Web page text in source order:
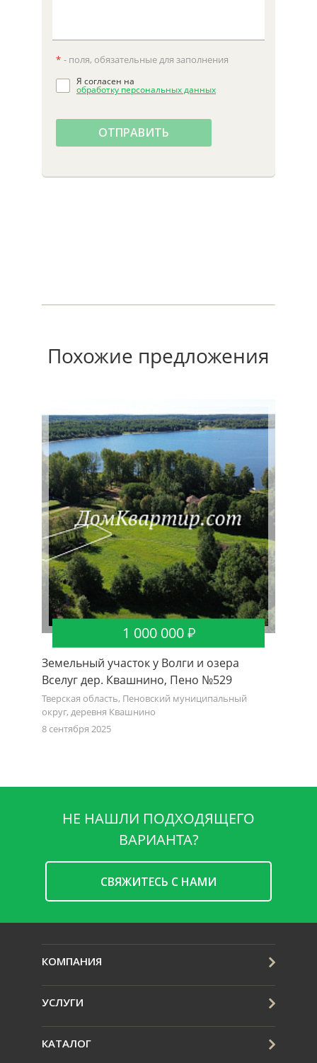
* - поля, обязательные для заполнения
Я согласен на
обработку персональных данных
ОТПРАВИТЬ
Похожие предложения
1 000 000
Земельный участок у Волги и озера
Вселуг дер. Квашнино, Пено №529
Тверская область, Пеновский муниципальный
округ, деревня Квашнино
8 сентября 2025
НЕ НАШЛИ ПОДХОДЯЩЕГО
ВАРИАНТА?
CВЯЖИТЕСЬ С НАМИ
КОМПАНИЯ
УСЛУГИ
КАТАЛОГ